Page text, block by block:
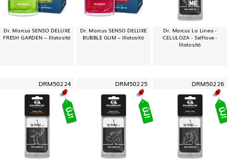
Dr. Marcus SENSO DELUXE
FRESH GARDEN – Illatosító
Dr. Marcus SENSO DELUXE
BUBBLE GUM – Illatosító
Dr. Marcus La Linea -
CELULOZA - Selflove -
Illatosító
DRM50224 DRM50225 DRM50226